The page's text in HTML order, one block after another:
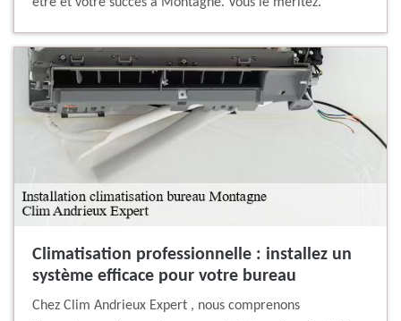
Climatisation professionnelle : installez un
système efficace pour votre bureau
Chez Clim Andrieux Expert , nous comprenons